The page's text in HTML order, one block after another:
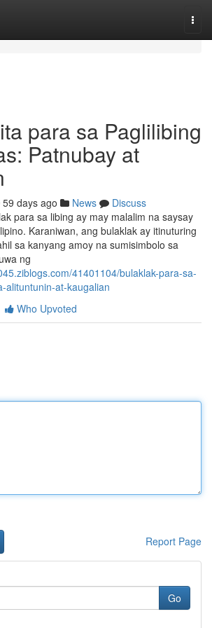
para sa Paglilibing
Patnubay at
59 days ago News
Discuss
para sa libing ay may malalim na saysay
Karaniwan, ang bulaklak ay itinuturing
sa kanyang amoy na sumisimbolo sa
ng
41401104/bulaklak-para-sa-
alituntunin-at-kaugalian
Who Upvoted
Report Page
Go